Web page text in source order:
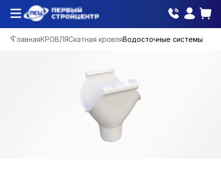
ГлавнаяКРОВЛЯСкатная кровляВодосточные системы